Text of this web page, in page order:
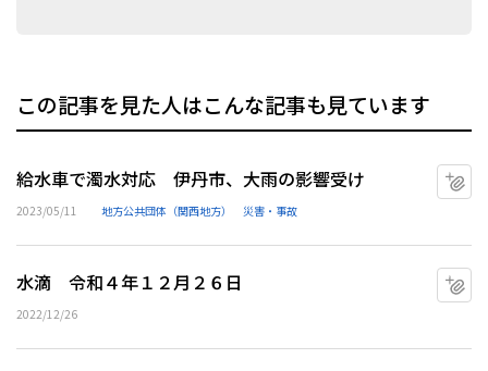
この記事を見た人はこんな記事も見ています
給水車で濁水対応 伊丹市、大雨の影響受け
2023/05/11 地方公共団体（関西地方） 災害・事故
水滴 令和４年１２月２６日
2022/12/26